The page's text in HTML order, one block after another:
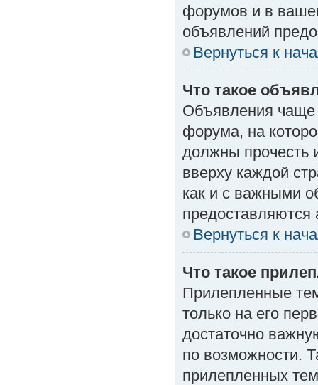
форумов и в
объявлений
Вернуться к
Что такое
Объявления
форума, на
должны прочесть
вверху каждой
как и с важными
предоставляются
Вернуться к
Что такое
Прилепленные
только на его
достаточно
по возможности.
прилепленных